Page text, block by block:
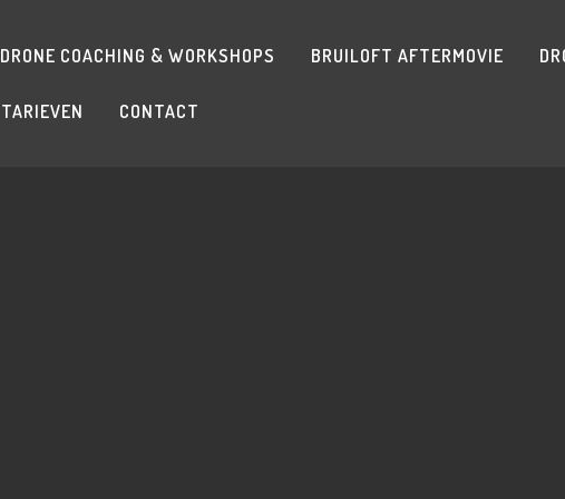
DRONE COACHING & WORKSHOPS BRUILOFT AFTERMOVIE
TARIEVEN CONTACT